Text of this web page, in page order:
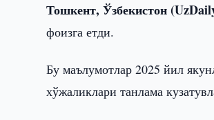
Тошкент, Ўзбекистон
фоизга етди.
Бу маълумотлар 2025 йил
хўжаликлари танлама